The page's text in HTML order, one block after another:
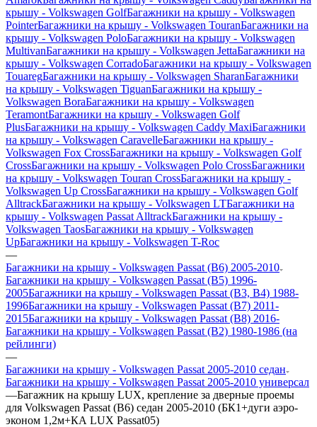
крышу - Volkswagen GolfБагажники на крышу - Volkswagen
PointerБагажники на крышу - Volkswagen TouranБагажники на
крышу - Volkswagen PoloБагажники на крышу - Volkswagen
MultivanБагажники на крышу - Volkswagen JettaБагажники на
крышу - Volkswagen CorradoБагажники на крышу - Volkswagen
TouaregБагажники на крышу - Volkswagen SharanБагажники
на крышу - Volkswagen TiguanБагажники на крышу -
Volkswagen BoraБагажники на крышу - Volkswagen
TeramontБагажники на крышу - Volkswagen Golf
PlusБагажники на крышу - Volkswagen Caddy MaxiБагажники
на крышу - Volkswagen CaravelleБагажники на крышу -
Volkswagen Fox CrossБагажники на крышу - Volkswagen Golf
CrossБагажники на крышу - Volkswagen Polo CrossБагажники
на крышу - Volkswagen Touran CrossБагажники на крышу -
Volkswagen Up CrossБагажники на крышу - Volkswagen Golf
AlltrackБагажники на крышу - Volkswagen LTБагажники на
крышу - Volkswagen Passat AlltrackБагажники на крышу -
Volkswagen TaosБагажники на крышу - Volkswagen
UpБагажники на крышу - Volkswagen T-Roc
—
Багажники на крышу - Volkswagen Passat (B6) 2005-2010
Багажники на крышу - Volkswagen Passat (B5) 1996-
2005Багажники на крышу - Volkswagen Passat (B3, B4) 1988-
1996Багажники на крышу - Volkswagen Passat (B7) 2011-
2015Багажники на крышу - Volkswagen Passat (B8) 2016-
Багажники на крышу - Volkswagen Passat (B2) 1980-1986 (на
рейлинги)
—
Багажники на крышу - Volkswagen Passat 2005-2010 седан
Багажники на крышу - Volkswagen Passat 2005-2010 универсал
—Багажник на крышу LUX, крепление за дверные проемы
для Volkswagen Passat (B6) седан 2005-2010 (БК1+дуги аэро-
эконом 1,2м+КА LUX Passat05)